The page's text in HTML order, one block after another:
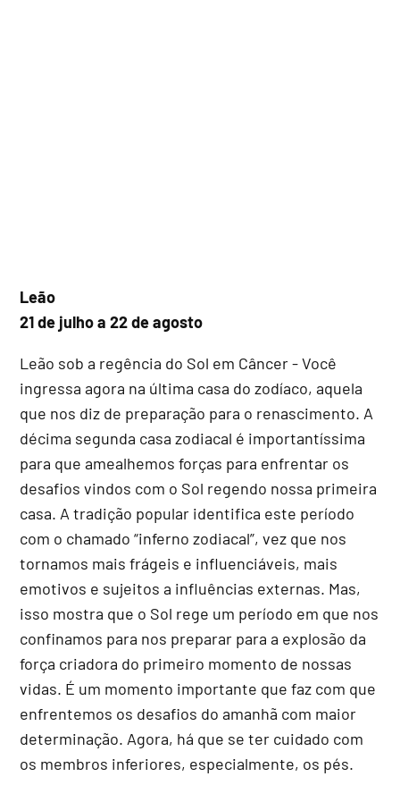
Leão
21 de julho a 22 de agosto
Leão sob a regência do Sol em Câncer - Você
ingressa agora na última casa do zodíaco, aquela
que nos diz de preparação para o renascimento. A
décima segunda casa zodiacal é importantíssima
para que amealhemos forças para enfrentar os
desafios vindos com o Sol regendo nossa primeira
casa. A tradição popular identifica este período
com o chamado “inferno zodiacal”, vez que nos
tornamos mais frágeis e influenciáveis, mais
emotivos e sujeitos a influências externas. Mas,
isso mostra que o Sol rege um período em que nos
confinamos para nos preparar para a explosão da
força criadora do primeiro momento de nossas
vidas. É um momento importante que faz com que
enfrentemos os desafios do amanhã com maior
determinação. Agora, há que se ter cuidado com
os membros inferiores, especialmente, os pés.